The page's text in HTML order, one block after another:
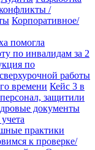
/
Корпоративное/
помогла
по инвалидам за 2
по
работы
времени Кейс 3 в
защитили
документы
практики
к проверке/